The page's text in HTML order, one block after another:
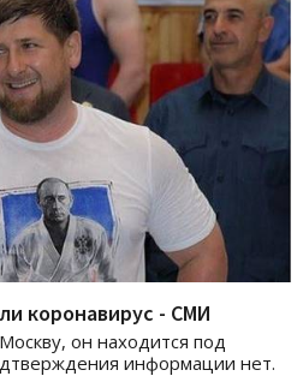
коронавирус - СМИ
он находится под
информации нет.